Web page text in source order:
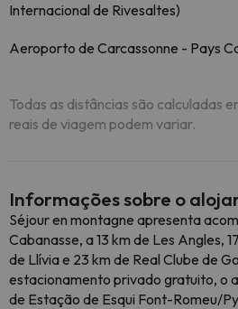
Internacional de Rivesaltes)
Aeroporto de Carcassonne - Pays
Todas as distâncias são calculadas
reais de viagem podem variar.
Informações sobre o
Séjour en montagne apresenta
Cabanasse, a 13 km de Les Angles,
de Llívia e 23 km de Real Clube de
estacionamento privado gratuito, o
de Estação de Esqui Font-Romeu/